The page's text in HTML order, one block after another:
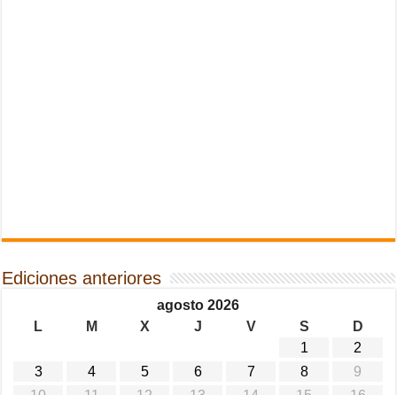
Ediciones anteriores
agosto 2026
L
M X J V S
D
1
2
3
4 5 6 7 8
9